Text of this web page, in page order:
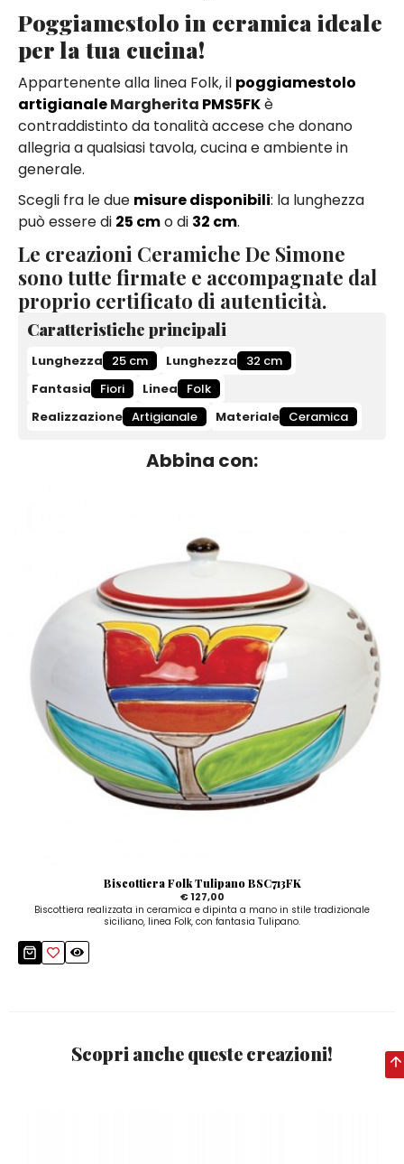
Poggiamestolo in ceramica ideale
per la tua cucina!
Appartenente alla linea Folk, il poggiamestolo
artigianaleMargherita PMS5FKè
contraddistinto da tonalità accese che donano
allegria a qualsiasi tavola, cucina e ambiente in
generale.
Scegli fra le due misure disponibili: la lunghezza
può essere di 25 cmo di 32 cm.
Le creazioni Ceramiche De Simone
sono tutte firmate e accompagnate dal
proprio certificato di autenticità.
Caratteristiche principali
Lunghezza 25 cm Lunghezza
32 cm
Fantasia
Fiori Linea
Folk
Realizzazione Artigianale Materiale Ceramica
Abbina con:
Biscottiera Folk Tulipano BSC713FK
€ 127,00
Biscottiera realizzata in ceramica e dipinta a mano in stile tradizionale
siciliano, linea Folk, con fantasia Tulipano.
Scopri anche queste creazioni!